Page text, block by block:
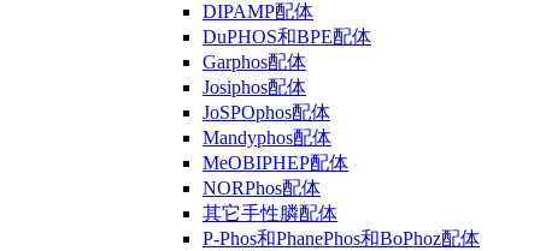
DIPAMP配体
DuPHOS和BPE配体
Garphos配体
Josiphos配体
JoSPOphos配体
Mandyphos配体
MeOBIPHEP配体
NORPhos配体
其它手性膦配体
P-Phos和PhanePhos和BoPhoz配体